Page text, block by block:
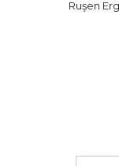
Ruşen